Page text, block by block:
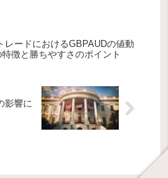
レードにおけるGBPAUDの値動
特徴と勝ちやすさのポイント
影響に